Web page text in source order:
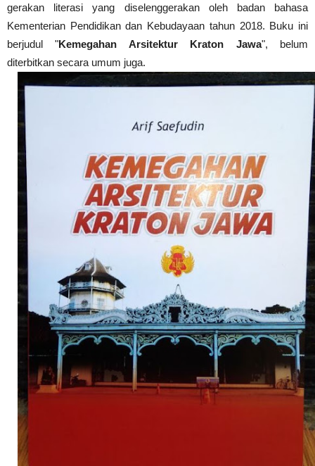
gerakan literasi yang diselenggerakan oleh badan bahasa
Kementerian Pendidikan dan Kebudayaan tahun 2018. Buku ini
berjudul "Kemegahan Arsitektur Kraton Jawa", belum
diterbitkan secara umum juga.